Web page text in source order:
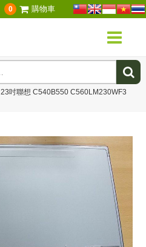
0 購物車
23吋聯想 C540B550 C560LM230WF3